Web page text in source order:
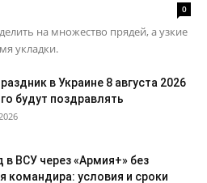
0
на множество прядей, а узкие
укладки.
в Украине 8 августа 2026
будут поздравлять
в ВСУ через «Армия+» без
командира: условия и сроки